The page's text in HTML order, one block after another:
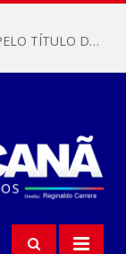
MARACANÃ SAI NA FRENTE NA DISPUTA PELO TÍTULO DA COPA PARÁ SUB-17!